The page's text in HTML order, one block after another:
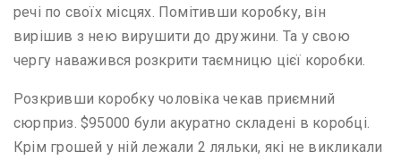
речі по своїх місцях. Помітивши коробку, він
вирішив з нею вирушити до дружини. Та у свою
чергу наважився розкрити таємницю цієї коробки.
Розкривши коробку чоловіка чекав приємний
сюрприз. $95000 були акуратно складені в коробці.
Крім грошей у ній лежали 2 ляльки, які не викликали